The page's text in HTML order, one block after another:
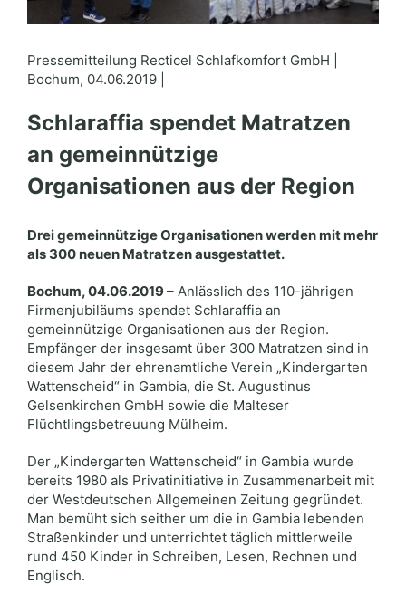
Pressemitteilung Recticel Schlafkomfort GmbH |
Bochum, 04.06.2019 |
Schlaraffia spendet Matratzen
an gemeinnützige
Organisationen aus der Region
Drei gemeinnützige Organisationen werden mit mehr
als 300 neuen Matratzen ausgestattet.
Bochum, 04.06.2019– Anlässlich des 110-jährigen
Firmenjubiläums spendet Schlaraffia an
gemeinnützige Organisationen aus der Region.
Empfänger der insgesamt über 300 Matratzen sind in
diesem Jahr der ehrenamtliche Verein „Kindergarten
Wattenscheid“ in Gambia, die St. Augustinus
Gelsenkirchen GmbH sowie die Malteser
Flüchtlingsbetreuung Mülheim.
Der „Kindergarten Wattenscheid“ in Gambia wurde
bereits 1980 als Privatinitiative in Zusammenarbeit mit
der Westdeutschen Allgemeinen Zeitung gegründet.
Man bemüht sich seither um die in Gambia lebenden
Straßenkinder und unterrichtet täglich mittlerweile
rund 450 Kinder in Schreiben, Lesen, Rechnen und
Englisch.